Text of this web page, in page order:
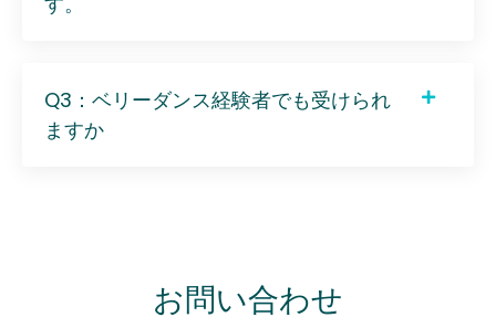
Q3：ベリーダンス経験者でも受けられ
ますか
お問い合わせ